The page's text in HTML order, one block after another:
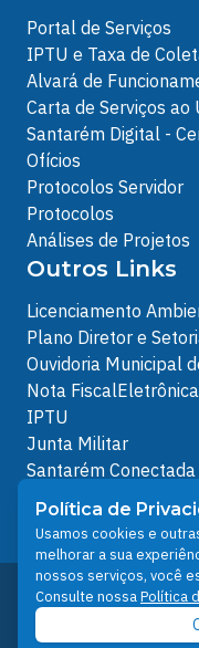
Portal de Serviços
IPTU e Taxa de
Alvará de
Carta de Serviços ao
Santarém Digital -
Ofícios
Protocolos Servidor
Protocolos
Análises de Projetos
Outros Links
Licenciamento
Plano Diretor e
Ouvidoria Municipal
Nota FiscalEletrônica
IPTU
Junta Militar
Santarém Conectada
Política de Privacidade
People illustrations
Desenvolvido pelo
Tecnologia da
Prefeitura de
Política de
Usamos cookies e
melhorar a sua
nossos serviços, você
Consulte nossaPolítica